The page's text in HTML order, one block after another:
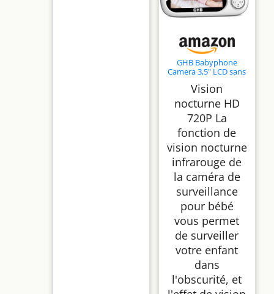
GHB Babyphone
Camera 3,5" LCD sans
Vision Nocturne VOX
Vision
nocturne HD
720P La
fonction de
vision nocturne
infrarouge de
la caméra de
surveillance
pour bébé
vous permet
de surveiller
votre enfant
dans
l'obscurité, et